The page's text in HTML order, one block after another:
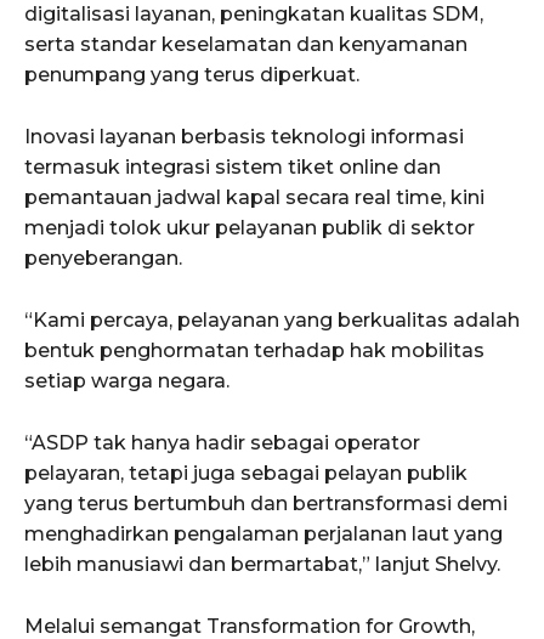
digitalisasi layanan, peningkatan kualitas SDM,
serta standar keselamatan dan kenyamanan
penumpang yang terus diperkuat.
Inovasi layanan berbasis teknologi informasi
termasuk integrasi sistem tiket online dan
pemantauan jadwal kapal secara real time, kini
menjadi tolok ukur pelayanan publik di sektor
penyeberangan.
“Kami percaya, pelayanan yang berkualitas adalah
bentuk penghormatan terhadap hak mobilitas
setiap warga negara.
“ASDP tak hanya hadir sebagai operator
pelayaran, tetapi juga sebagai pelayan publik
yang terus bertumbuh dan bertransformasi demi
menghadirkan pengalaman perjalanan laut yang
lebih manusiawi dan bermartabat,” lanjut Shelvy.
Melalui semangat Transformation for Growth,